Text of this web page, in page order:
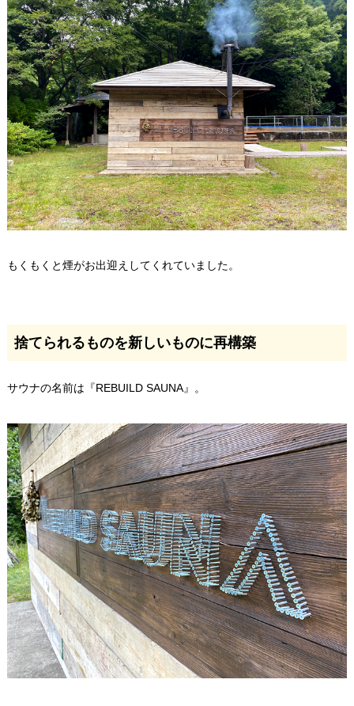
もくもくと煙がお出迎えしてくれていました。
捨てられるものを新しいものに再構築
サウナの名前は『REBUILD SAUNA』。